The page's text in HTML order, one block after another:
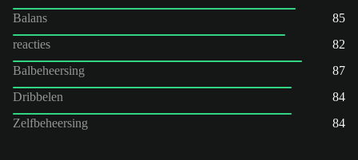
Balans
85
reacties
82
Balbeheersing
87
Dribbelen
84
Zelfbeheersing
84